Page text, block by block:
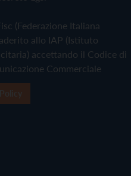
(Federazione Italiana
allo IAP (Istituto
accettando il Codice di
Commerciale